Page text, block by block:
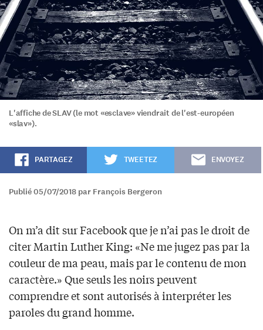
L'affiche de SLAV (le mot «esclave» viendrait de l'est-européen
«slav»).
PARTAGEZ TWEETEZ ENVOYEZ
Publié 05/07/2018 par François Bergeron
On m’a dit sur Facebook que je n’ai pas le droit de
citer Martin Luther King: «Ne me jugez pas par la
couleur de ma peau, mais par le contenu de mon
caractère.» Que seuls les noirs peuvent
comprendre et sont autorisés à interpréter les
paroles du grand homme.